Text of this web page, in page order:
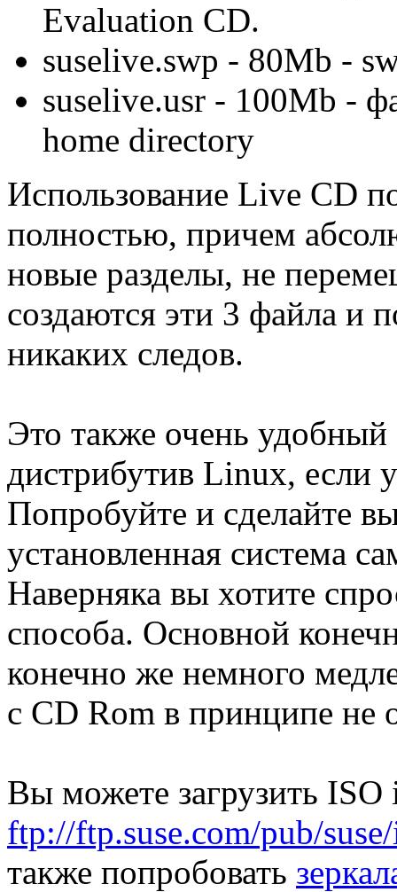
Evaluation CD.
suselive.swp - 80Mb -
suselive.usr - 100Mb -
home directory
Использование Live CD
полностью, причем
новые разделы, не
создаются эти 3 файла и
никаких следов.
Это также очень удобный
дистрибутив Linux, если
Попробуйте и сделайте
установленная система
Наверняка вы хотите
способа. Основной
конечно же немного
с CD Rom в принципе не
Вы можете загрузить ISO
ftp://ftp.suse.com/pub/
также попробовать